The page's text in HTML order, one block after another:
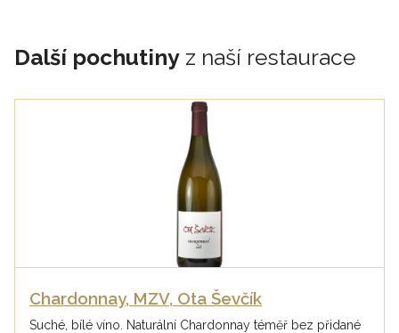
Další pochutiny z naší restaurace
Chardonnay, MZV, Ota Ševčík
Suché, bílé víno. Naturální Chardonnay téměř bez přidané